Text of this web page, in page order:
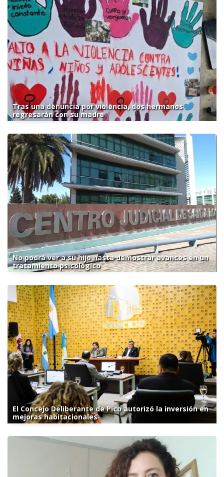
Tras una denuncia por violencia, dos hermanos
regresarán con su madre
No podrá ver a su hijo hasta demostrar avances en un
tratamiento psicológico
El Concejo Deliberante de Pico autorizó la inversión en
mejoras habitacionales